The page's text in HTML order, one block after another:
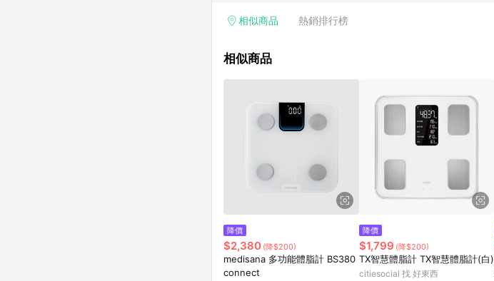
狀態！相似商品 熱銷排行榜
相似商品
降價
$2,380 (降$200)
medisana 多功能體脂計 BS380
connect
降價
$1,799 (降$200)
TX智慧體脂計 TX智慧體脂計(白)
citiesocial 找 好東西